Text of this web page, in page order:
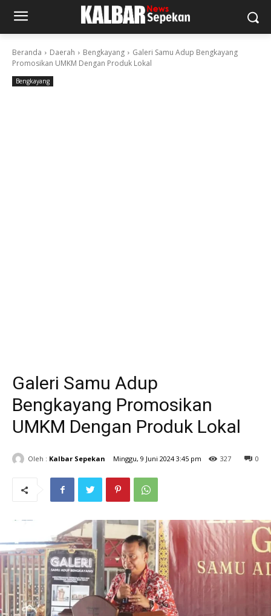
Beranda Daerah Bengkayang
Galeri Samu Adup Bengkayang
Promosikan UMKM Dengan Produk Lokal
Bengkayang
Galeri Samu Adup
Bengkayang Promosikan
UMKM Dengan Produk Lokal
Oleh : Kalbar Sepekan Minggu, 9 Juni 2024 3:45 pm 0
327